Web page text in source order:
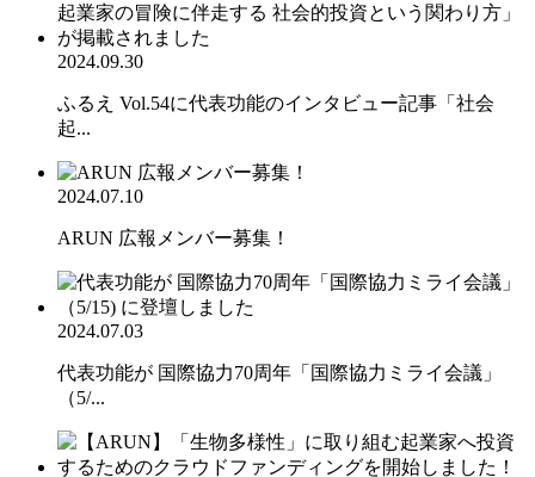
2024.09.30
ふるえ Vol.54に代表功能のインタビュー記事「社会
起...
2024.07.10
ARUN 広報メンバー募集！
2024.07.03
代表功能が 国際協力70周年「国際協力ミライ会議」
（5/...